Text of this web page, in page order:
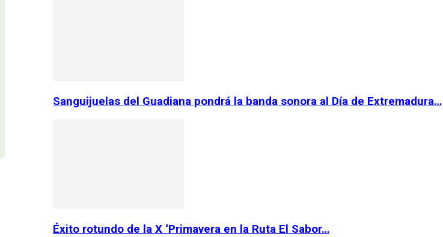
Sanguijuelas del Guadiana pondrá la banda sonora al Día de Extremadura…
Éxito rotundo de la X ‘Primavera en la Ruta El Sabor…